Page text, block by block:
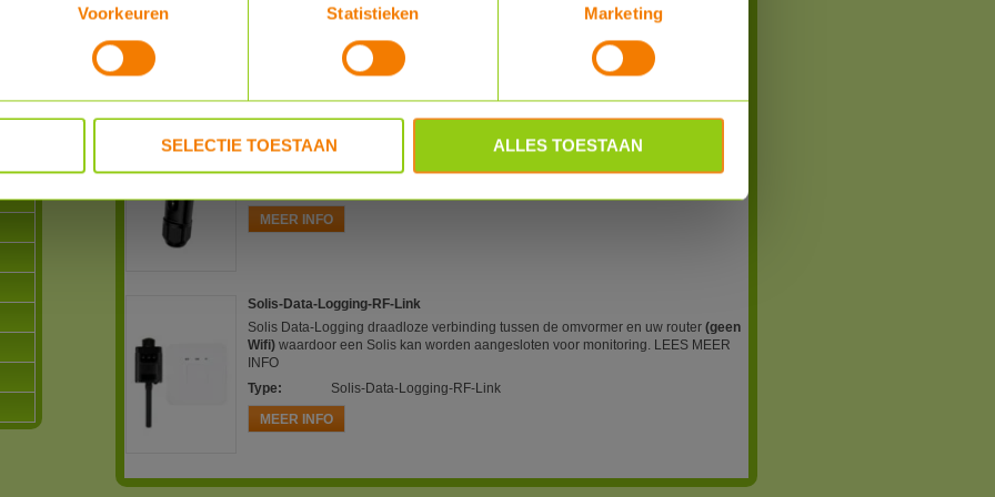
Voorkeuren Statistieken Marketing
SELECTIE TOESTAAN ALLES TOESTAAN
Bestel nu :€ 407,00
Solis-Data-Logging-Stick-WIFI-LAN-S2-WL-ST (4-pin)
Solis Data-Logging stick waardoor een Solis omvormer op een (RJ45) bedraad
MEER INFO
Solis-Data-Logging-RF-Link
Solis Data-Logging draadloze verbinding tussen de omvormer en uw router (geen
Wifi) waardoor een Solis kan worden aangesloten voor monitoring. LEES MEER
INFO
Type:
Solis-Data-Logging-RF-Link
MEER INFO